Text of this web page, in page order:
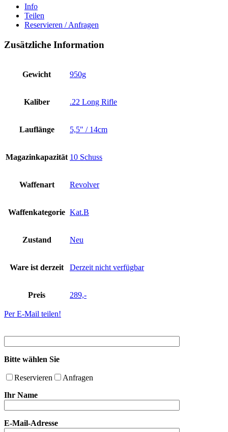
Info
Teilen
Reservieren / Anfragen
Zusätzliche Information
Gewicht 950g
Kaliber .22 Long Rifle
Lauflänge 5,5" / 14cm
Magazinkapazität 10 Schuss
Waffenart Revolver
Waffenkategorie Kat.B
Zustand Neu
Ware ist derzeit Derzeit nicht verfügbar
Preis 289,-
Per E-Mail teilen!
Bitte wählen Sie
Reservieren
Anfragen
Ihr Name
E-Mail-Adresse